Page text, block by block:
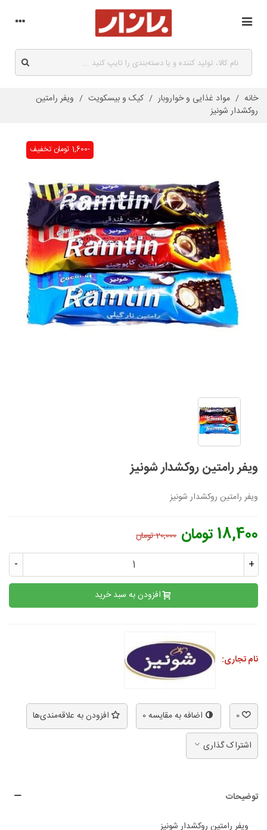
خانه / مواد غذایی و خواروبار / کیک و بیسکویت / ویفر رامتین
روکشدار شونیز
تخفیف -1,600 تومان
ویفر رامتین روکشدار شونیز
ویفر رامتین روکشدار شونیز
18,400 تومان 20,000 تومان
- +
افزودن به سبد خرید
نام تجاری:
0 اضافه به مقایسه0 افزودن به علاقه‌مندی‌ها
اشتراک گذاری
توضیحات
ویفر رامتین روکشدار شونیز